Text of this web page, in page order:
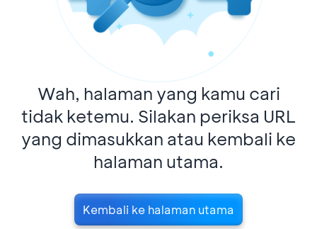
Wah, halaman yang kamu cari
tidak ketemu. Silakan periksa URL
yang dimasukkan atau kembali ke
halaman utama.
Kembali ke halaman utama